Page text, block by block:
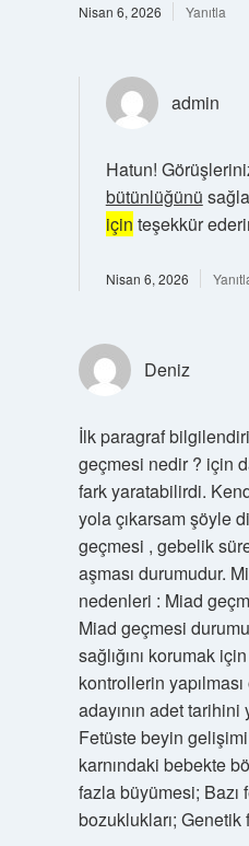
Nisan 6, 2026 Yanıtla
admin
Hatun!
bütünlüğünü
için teşekkür
Nisan 6, 2026
Deniz
İlk paragraf
geçmesi nedir ? için
fark yaratabilirdi.
yola çıkarsam şöyle
geçmesi , gebelik
aşması durumudur.
nedenleri : Miad
Miad geçmesi
sağlığını korumak
kontrollerin
adayının adet tarihini
Fetüste beyin
karnındaki bebekte
fazla büyümesi; Bazı
bozuklukları; Genetik